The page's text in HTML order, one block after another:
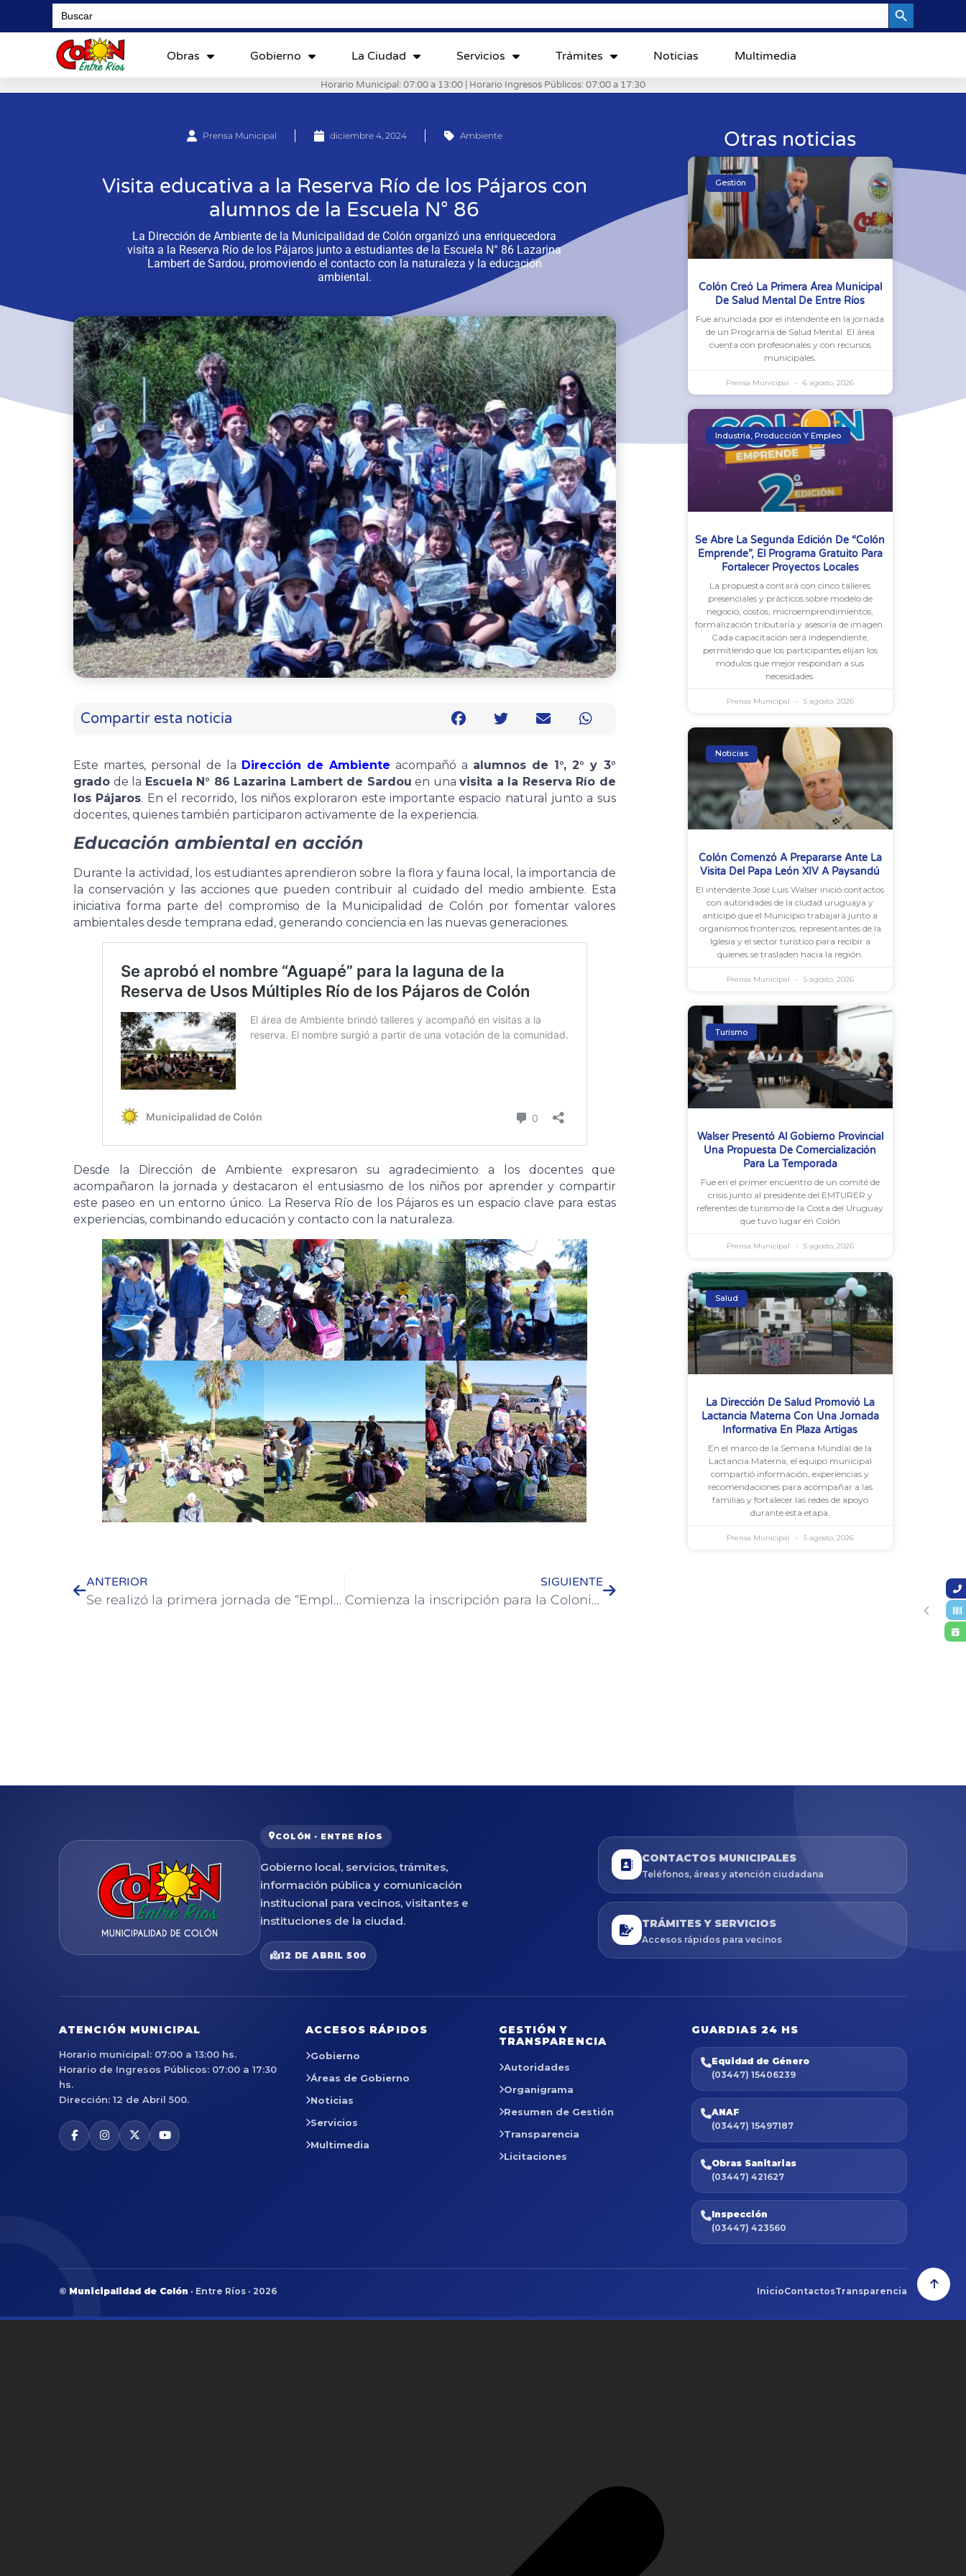
Search
for:
Obras Gobierno La Ciudad Servicios Trámites Noticias Multimedia
Horario Municipal: 07:00 a 13:00 | Horario Ingresos Públicos: 07:00 a 17:30
Prensa Municipal diciembre 4, 2024 Ambiente
Visita educativa a la Reserva Río de los Pájaros con
alumnos de la Escuela N° 86
La Dirección de Ambiente de la Municipalidad de Colón organizó una enriquecedora
visita a la Reserva Río de los Pájaros junto a estudiantes de la Escuela N° 86 Lazarina
Lambert de Sardou, promoviendo el contacto con la naturaleza y la educación
ambiental.
Compartir esta noticia
Este martes, personal de la Dirección de Ambiente acompañó a alumnos de 1°, 2° y 3°
grado de la Escuela N° 86 Lazarina Lambert de Sardou en una visita a la Reserva Río de
los Pájaros. En el recorrido, los niños exploraron este importante espacio natural junto a sus
docentes, quienes también participaron activamente de la experiencia.
Educación ambiental en acción
Durante la actividad, los estudiantes aprendieron sobre la flora y fauna local, la importancia de
la conservación y las acciones que pueden contribuir al cuidado del medio ambiente. Esta
iniciativa forma parte del compromiso de la Municipalidad de Colón por fomentar valores
ambientales desde temprana edad, generando conciencia en las nuevas generaciones.
Desde la Dirección de Ambiente expresaron su agradecimiento a los docentes que
acompañaron la jornada y destacaron el entusiasmo de los niños por aprender y compartir
este paseo en un entorno único. La Reserva Río de los Pájaros es un espacio clave para estas
experiencias, combinando educación y contacto con la naturaleza.
ANTERIOR
Se realizó la primera jornada de “Empleo y Discapacidad” en Colón
SIGUIENTE
Comienza la inscripción para la Colonia Municipal de Vacaciones en sedes barriales
Otras noticias
Gestión
Colón Creó La Primera Área Municipal
De Salud Mental De Entre Ríos
Fue anunciada por el intendente en la jornada
de un Programa de Salud Mental. El área
cuenta con profesionales y con recursos
municipales.
Prensa Municipal 6 agosto, 2026
Industria, Producción Y Empleo
Se Abre La Segunda Edición De “Colón
Emprende”, El Programa Gratuito Para
Fortalecer Proyectos Locales
La propuesta contará con cinco talleres
presenciales y prácticos sobre modelo de
negocio, costos, microemprendimientos,
formalización tributaria y asesoría de imagen.
Cada capacitación será independiente,
permitiendo que los participantes elijan los
módulos que mejor respondan a sus
necesidades.
Prensa Municipal 5 agosto, 2026
Noticias
Colón Comenzó A Prepararse Ante La
Visita Del Papa León XIV A Paysandú
El intendente José Luis Walser inició contactos
con autoridades de la ciudad uruguaya y
anticipó que el Municipio trabajará junto a
organismos fronterizos, representantes de la
Iglesia y el sector turístico para recibir a
quienes se trasladen hacia la región.
Prensa Municipal 5 agosto, 2026
Turismo
Walser Presentó Al Gobierno Provincial
Una Propuesta De Comercialización
Para La Temporada
Fue en el primer encuentro de un comité de
crisis junto al presidente del EMTURER y
referentes de turismo de la Costa del Uruguay
que tuvo lugar en Colón
Prensa Municipal 5 agosto, 2026
Salud
La Dirección De Salud Promovió La
Lactancia Materna Con Una Jornada
Informativa En Plaza Artigas
En el marco de la Semana Mundial de la
Lactancia Materna, el equipo municipal
compartió información, experiencias y
recomendaciones para acompañar a las
familias y fortalecer las redes de apoyo
durante esta etapa.
Prensa Municipal 5 agosto, 2026
COLÓN · ENTRE RÍOS
Gobierno local, servicios, trámites,
información pública y comunicación
institucional para vecinos, visitantes e
instituciones de la ciudad.
12 DE ABRIL 500
CONTACTOS MUNICIPALES
Teléfonos, áreas y atención ciudadana
TRÁMITES Y SERVICIOS
Accesos rápidos para vecinos
ATENCIÓN MUNICIPAL
Horario municipal: 07:00 a 13:00 hs.
Horario de Ingresos Públicos: 07:00 a 17:30
hs.
Dirección: 12 de Abril 500.
ACCESOS RÁPIDOS
Gobierno
Áreas de Gobierno
Noticias
Servicios
Multimedia
GESTIÓN Y
TRANSPARENCIA
Autoridades
Organigrama
Resumen de Gestión
Transparencia
Licitaciones
GUARDIAS 24 HS
Equidad de Género
(03447) 15406239
ANAF
(03447) 15497187
Obras Sanitarias
(03447) 421627
Inspección
(03447) 423560
© Municipalidad de Colón · Entre Ríos · 2026 InicioContactosTransparencia